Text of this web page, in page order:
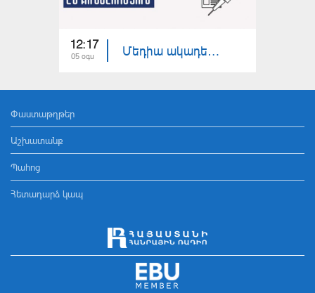
12:17
05 օգս Մեդիա ակադեմիա. լրագրություն
Փաստաթղթեր
Աշխատանք
Պահոց
Հետադարձ կապ